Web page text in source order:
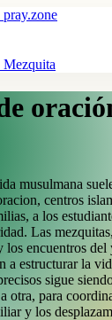
pray.zone
Mezquita
musulmana
centros
a los
Las
los encuentros
a estructurar la
sigue
otra, para
y los